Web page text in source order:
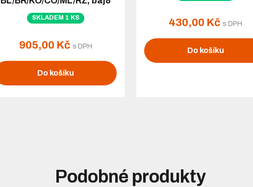
SKLADEM 1 KS
905,00 Kč s DPH
Do košíku
430,00 Kč s DPH
Do košíku
Podobné produkty